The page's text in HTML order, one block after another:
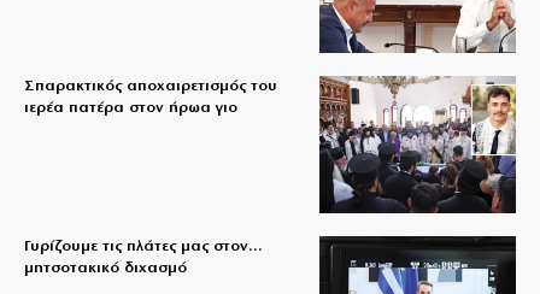
Σπαρακτικός αποχαιρετισμός του
ιερέα πατέρα στον ήρωα γιο
Γυρίζουμε τις πλάτες μας στον…
μητσοτακικό διχασμό